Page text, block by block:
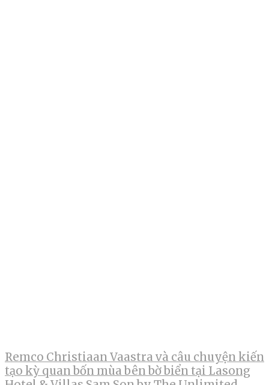
Remco Christiaan Vaastra và câu chuyện kiến
tạo kỳ quan bốn mùa bên bờ biển tại Lasong